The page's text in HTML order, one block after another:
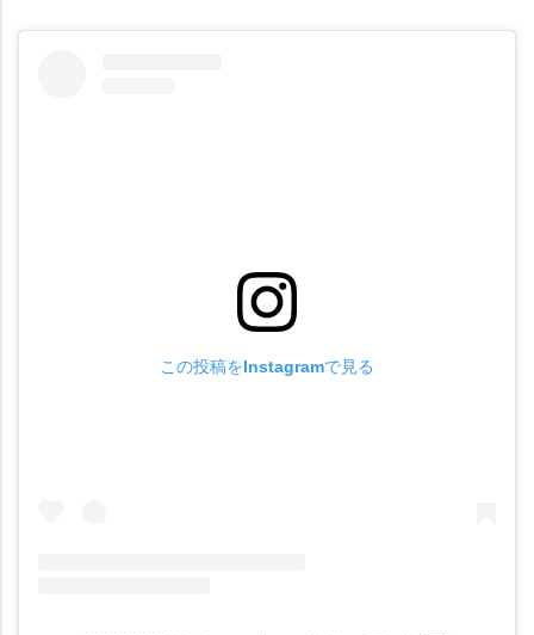
この投稿をInstagramで見る